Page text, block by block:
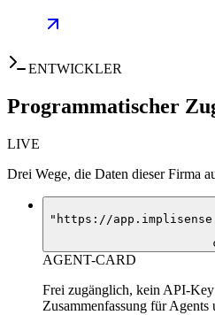
ENTWICKLER
Programmatischer
LIVE
Drei Wege, die Daten dieser Firma
"https://
AGENT-CARD
Frei zugänglich, kein API-
Zusammenfassung für Agents